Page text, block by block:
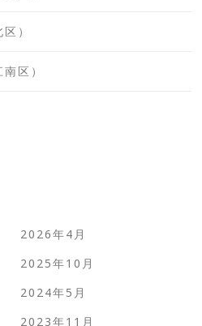
）
区）
2026年4月
2025年10月
2024年5月
2023年11月